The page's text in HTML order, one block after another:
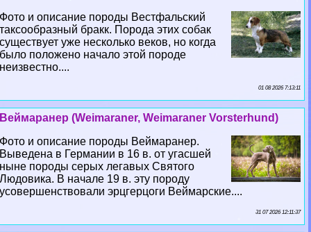
Фото и описание породы Вестфальский
таксообразный бpaкк. Порода этих собак
существует уже несколько веков, но когда
было положено начало этой породе
неизвестно....
01 08 2026 7:13:11
Веймаранер (Weimaraner, Weimaraner Vorsterhund)
Фото и описание породы Веймаранер.
Выведена в Германии в 16 в. от угасшей
ныне породы серых легавых Святого
Людовика. В начале 19 в. эту породу
усовершенствовали эрцгерцоги Веймарские....
31 07 2026 12:11:37